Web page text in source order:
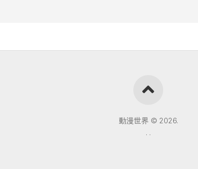
動漫世界 © 2026.
. .